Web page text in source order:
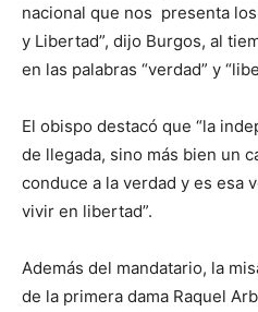
nacional que nos presenta
y Libertad”, dijo Burgos, al
en las palabras “verdad” y
El obispo destacó que “la
de llegada, sino más bien un
conduce a la verdad y es esa
vivir en libertad”.
Además del mandatario, la
de la primera dama Raquel